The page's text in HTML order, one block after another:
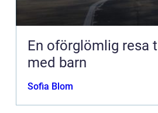
En oförglömlig resa
med barn
Sofia Blom